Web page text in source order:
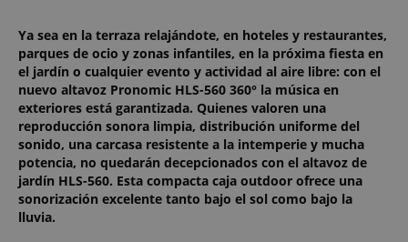
Ya sea en la terraza relajándote, en hoteles y restaurantes,
parques de ocio y zonas infantiles, en la próxima fiesta en
el jardín o cualquier evento y actividad al aire libre: con el
nuevo altavoz Pronomic HLS-560 360° la música en
exteriores está garantizada. Quienes valoren una
reproducción sonora limpia, distribución uniforme del
sonido, una carcasa resistente a la intemperie y mucha
potencia, no quedarán decepcionados con el altavoz de
jardín HLS-560. Esta compacta caja outdoor ofrece una
sonorización excelente tanto bajo el sol como bajo la
lluvia.